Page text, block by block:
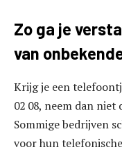
Zo ga je
van
Krijg je een
02 08, neem dan
Sommige bedrijven
voor hun